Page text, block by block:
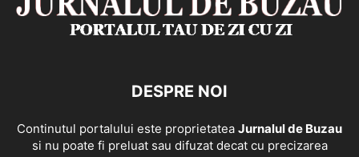
DESPRE NOI
Continutul portalului este proprietatea Jurnalul de Buzau
si nu poate fi preluat sau difuzat decat cu precizarea